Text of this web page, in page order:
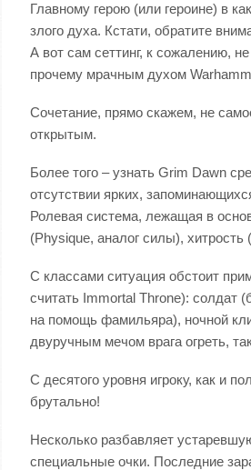
Главному герою (или героине) в
злого духа. Кстати, обратите
А вот сам сеттинг, к сожалению,
прочему мрачным духом
Сочетание, прямо скажем, не
открытым.
Более того – узнать Grim Dawn
отсутствии ярких,
Ролевая система, лежащая в
(Physique, аналог силы), хитрость
С классами ситуация обстоит
считать Immortal Throne): солдат
на помощь фамильяра), ночной
двуручным мечом врага огреть,
С десятого уровня игроку, как и
брутально!
Несколько разбавляет
специальные очки. Последние